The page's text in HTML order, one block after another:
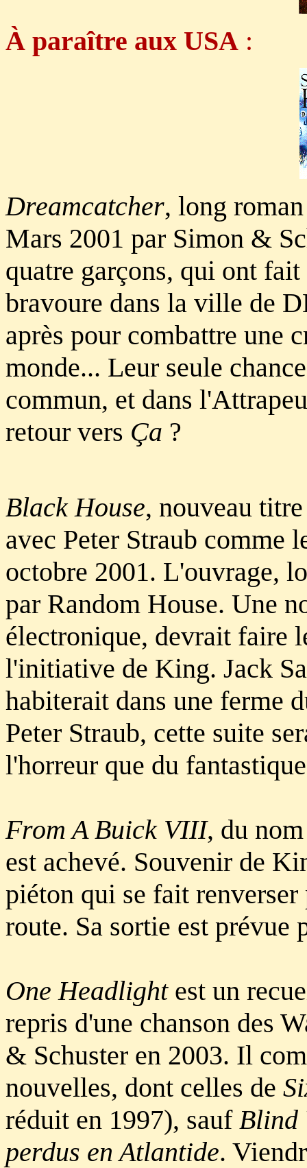
À paraître aux USA :
Dreamcatcher, long
Mars 2001 par Simon &
quatre garçons, qui ont
bravoure dans la ville de
après pour combattre une
monde... Leur seule
commun, et dans
retour vers Ça ?
Black House, nouveau
avec Peter Straub comme
octobre 2001. L'ouvrage,
par Random House. Une
électronique, devrait faire
l'initiative de King. Jack
habiterait dans une ferme
Peter Straub, cette suite
l'horreur que du
From A Buick VIII, du
est achevé. Souvenir de
piéton qui se fait
route. Sa sortie est prévue
One Headlightest un
repris d'une chanson des
& Schuster en 2003. Il
nouvelles, dont celles de
réduit en 1997), sauf Blind
perdus en Atlantide.